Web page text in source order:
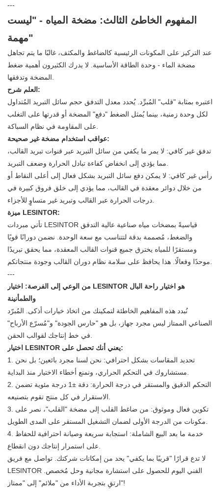
---
المفهوم الخاطئ الثالث: مضخة المياه - "ليست
مهمة"
عند التركيز على المكونات الرئيسية كالضاغط والمكثف، غالبًا ما يتم تجاهل
مضخة الماء - وحدة الطاقة الأساسية. لا يدرك الكثيرون أهمية ضغط
المضخة وتدفقها.
العلم شرح:
اعتبره بمثابة "قلب" المُبرِّد. يُحدد معدل التدفق حجم سائل التبريد المُتداول
لكل وحدة زمنية، بينما يُمثل الضغط "دفع" المضخة أو قدرتها على التغلب
على المقاومة في نظام السباكة.
عواقب استخدام مضخة غير صحيحة:
تدفق غير كافي: لا يمر ما يكفي من سائل التبريد عبر قنوات تبريد القالب،
مما يؤدي إلى انخفاض كفاءة تبادل الحرارة وضعف التبريد.
رأس غير كافي: لا يمكن دفع سائل التبريد بشكل فعال إلى أعلى النقاط أو
من خلال دوائر معقدة في القالب، مما يؤدي إلى خلق فروق كبيرة في
درجات الحرارة عبر القالب وتبريد غير متساوٍ للأجزاء.
ميزة LESINTOR:
تأتي مبردات LESINTOR قياسيةً بمضخات مياه صناعية عالية التدفق
والضغط، مُصممة بدقة لتتناسب مع سعة الوحدة. نضمن دورانًا قويًا
ومستقرًا للمياه يخترق جميع قنوات القالب المعقدة، مما يحقق تبريدًا
موحدًا وفعالًا. هذا يحافظ على سلامة نظام دوران القالب وجودة منتجاتكم.
---
من الوعي إلى الفرصة: اختيار LESINTOR هو اختيار راحة البال
والطمأنينة
نُبدد هذه المفاهيم الخاطئة لتمكينك من اتخاذ خيارات أذكى. المُبرّد
الصناعي الممتاز ليس مجرد جهاز، بل هو "حارس الجودة" و"مُسرّع الأرباح"
في خط إنتاجك لقوالب الحقن.
اختيار LESINTOR يعني أنك تحصل على:
1. تحديد المقاسات بشكل احترافي: نحن لسنا مجرد بائعين؛ بل نحن
مستشاروك في التحكم الحراري، ونمنع أخطاء الاختيار منذ البداية.
2. التحكم الدقيق والمستقر في درجة الحرارة: دقة ±1 درجة مئوية تضمن
الاستقرار في كل منتج تقوم بتصنيعه.
3. تكوين فعال وموثوق: من ضاغط القلب إلى مضخة "القلب"، نصر على
مكونات من الدرجة الأولى لضمان التشغيل المستقر على المدى الطويل.
4. خدمة ما بعد البيع الشاملة: استجابة سريعة وصيانة احترافية للحفاظ
على استمرار إنتاجك دون انقطاع.
لا تدع قرارًا "قريبًا بما يكفي" يحد من إمكانات شركتك. تواصل مع فريق
LESINTOR الفني اليوم للحصول على استشارة مجانية وحل مُخصص.
ارتقِ بتجربة الأداء من "ملائم" إلى "ممتاز"!